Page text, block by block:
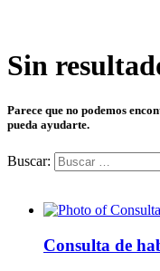
Sin
Parece que no podemos
pueda ayudarte.
Buscar:
Consulta de